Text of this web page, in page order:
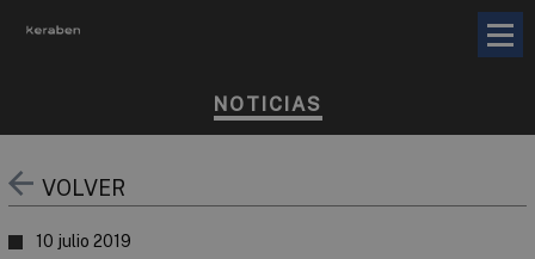
NOTICIAS
VOLVER
10 julio 2019